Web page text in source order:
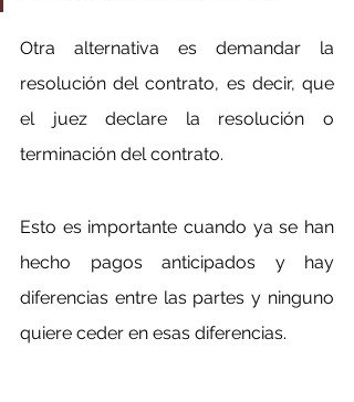
Otra alternativa es demandar la
resolución del contrato, es decir, que
el juez declare la resolución o
terminación del contrato.
Esto es importante cuando ya se han
hecho pagos anticipados y hay
diferencias entre las partes y ninguno
quiere ceder en esas diferencias.